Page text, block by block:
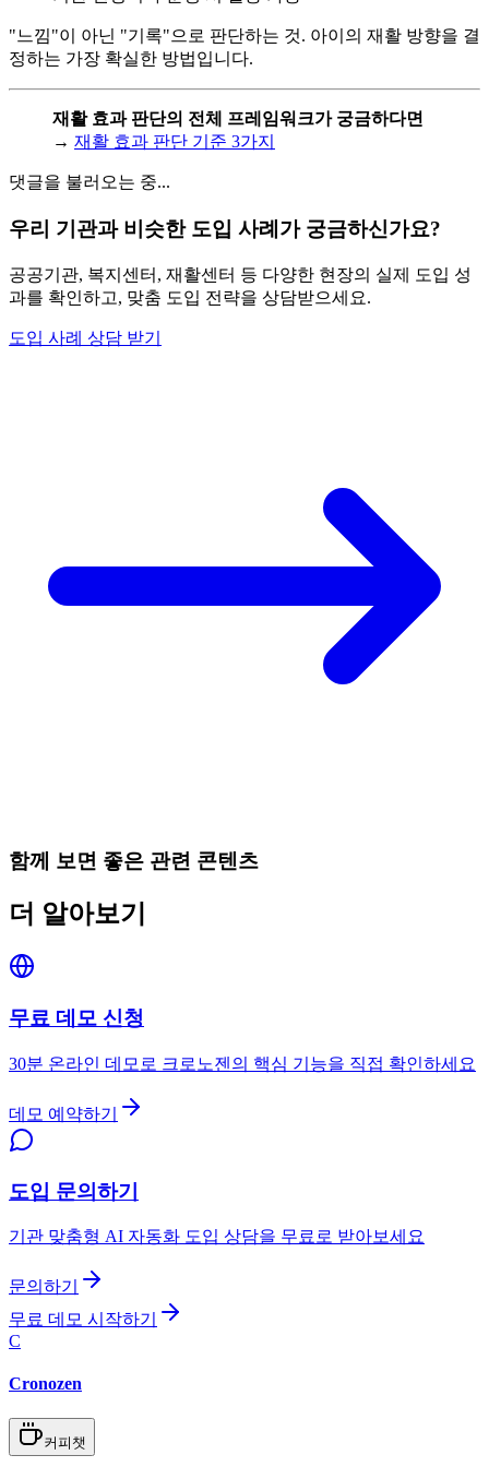
"느낌"이 아닌 "기록"으로 판단하는 것. 아이의 재활 방향을 결
정하는 가장 확실한 방법입니다.
재활 효과 판단의 전체 프레임워크가 궁금하다면
→ 재활 효과 판단 기준 3가지
댓글을 불러오는 중...
우리 기관과 비슷한 도입 사례가 궁금하신가요?
공공기관, 복지센터, 재활센터 등 다양한 현장의 실제 도입 성
과를 확인하고, 맞춤 도입 전략을 상담받으세요.
도입 사례 상담 받기
함께 보면 좋은 관련 콘텐츠
더 알아보기
무료 데모 신청
30분 온라인 데모로 크로노젠의 핵심 기능을 직접 확인하세요
데모 예약하기
도입 문의하기
기관 맞춤형 AI 자동화 도입 상담을 무료로 받아보세요
문의하기
무료 데모 시작하기
C
Cronozen
커피챗